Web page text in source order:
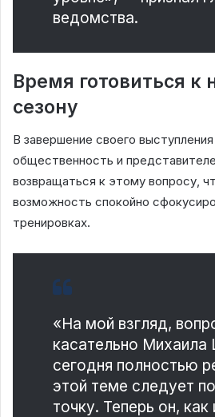
ведомства.
Время готовиться к
сезону
В завершение своего
общественность и
возвращаться к этому вопросу,
возможность спокойно
тренировках.
«На мой взгляд,
касательно
сегодня полностью
этой теме следует
точку. Теперь он, как